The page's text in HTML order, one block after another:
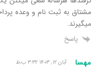
مشتاق به ثبت نام و وعده
میگیرند.
پاسخ
مهسا آبان ۱۲, ۱۴۰۳ ۳:۳۲ ب٫ظ